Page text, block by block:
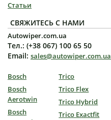
Статьи
СВЯЖИТЕСЬ С НАМИ
Autowiper.com.ua
Тел.: (+38 067) 100 65 50
Email: sales@autowiper.com.ua
Bosch
Bosch
Aerotwin
Bosch
Trico
Trico Flex
Trico Hybrid
Trico Exactfit